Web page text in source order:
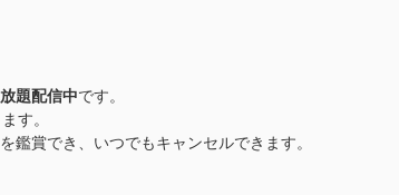
題配信中です。
す。
鑑賞でき、いつでもキャンセルできます。